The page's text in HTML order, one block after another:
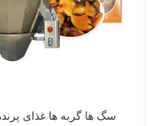
سگ ها گربه ها غذای